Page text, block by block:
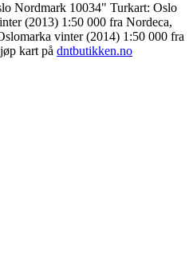
Nordmark 10034" Turkart: Oslo
(2013) 1:50 000 fra Nordeca,
vinter (2014) 1:50 000 fra
kart på dntbutikken.no